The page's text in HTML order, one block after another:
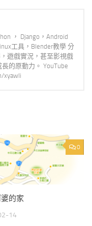
， Django，Android
工具，Blender教學 分
遊戲實況，甚至影視戲
的原動力。 YouTube
xyawli
0
的家
14